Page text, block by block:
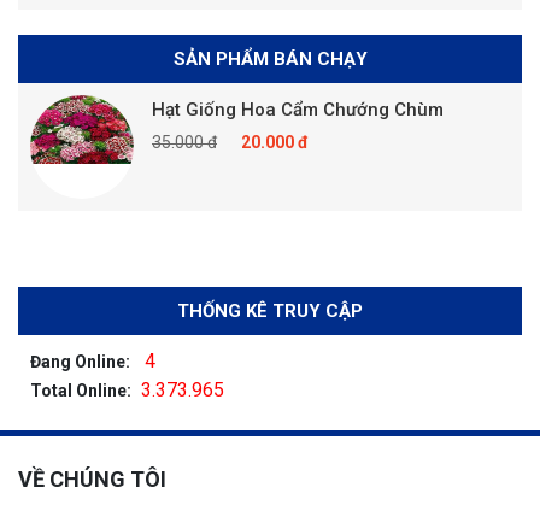
SẢN PHẨM BÁN CHẠY
Hạt Giống Hoa Cẩm Chướng Chùm
35.000 đ 20.000 đ
THỐNG KÊ TRUY CẬP
Đang Online: 4
Total Online: 3.373.965
VỀ CHÚNG TÔI